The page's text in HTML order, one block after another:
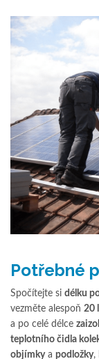
Potřebné
Spočítejte si délku
vezměte alespoň 20
a po celé délce
teplotního čidla
objímkya podložky,